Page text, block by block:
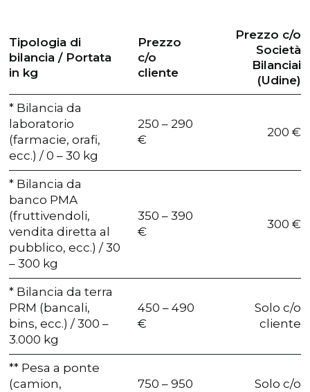
Tipologia di
bilancia / Portata
in kg
Prezzo
c/o
cliente
Prezzo c/o
Società
Bilanciai
(Udine)
* Bilancia da
laboratorio
(farmacie, orafi,
ecc.) / 0 – 30 kg
250 – 290
€
200 €
* Bilancia da
banco PMA
(fruttivendoli,
vendita diretta al
pubblico, ecc.) / 30
– 300 kg
350 – 390
€
300 €
* Bilancia da terra
PRM (bancali,
bins, ecc.) / 300 –
3.000 kg
450 – 490
€
Solo c/o
cliente
** Pesa a ponte
(camion,
750 – 950
Solo c/o